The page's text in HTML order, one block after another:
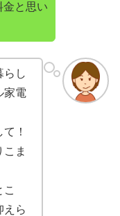
金と思い
らし
家電
！
ま
えら